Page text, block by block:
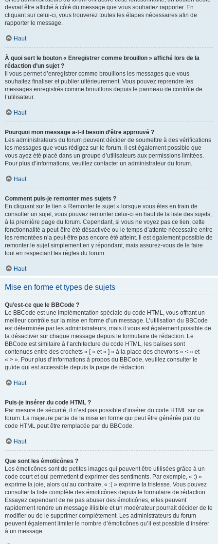
devrait être affiché à côté du message que vous souhaitez rapporter. En
cliquant sur celui-ci, vous trouverez toutes les étapes nécessaires afin de
rapporter le message.
Haut
À quoi sert le bouton « Enregistrer comme brouillon » affiché lors de la
rédaction d’un sujet ?
Il vous permet d’enregistrer comme brouillons les messages que vous
souhaitez finaliser et publier ultérieurement. Vous pouvez reprendre les
messages enregistrés comme brouillons depuis le panneau de contrôle de
l’utilisateur.
Haut
Pourquoi mon message a-t-il besoin d’être approuvé ?
Les administrateurs du forum peuvent décider de soumettre à des vérifications
les messages que vous rédigez sur le forum. Il est également possible que
vous ayez été placé dans un groupe d’utilisateurs aux permissions limitées.
Pour plus d’informations, veuillez contacter un administrateur du forum.
Haut
Comment puis-je remonter mes sujets ?
En cliquant sur le lien « Remonter le sujet » lorsque vous êtes en train de
consulter un sujet, vous pouvez remonter celui-ci en haut de la liste des sujets,
à la première page du forum. Cependant, si vous ne voyez pas ce lien, cette
fonctionnalité a peut-être été désactivée ou le temps d’attente nécessaire entre
les remontées n’a peut-être pas encore été atteint. Il est également possible de
remonter le sujet simplement en y répondant, mais assurez-vous de le faire
tout en respectant les règles du forum.
Haut
Mise en forme et types de sujets
Qu’est-ce que le BBCode ?
Le BBCode est une implémentation spéciale du code HTML, vous offrant un
meilleur contrôle sur la mise en forme d’un message. L’utilisation du BBCode
est déterminée par les administrateurs, mais il vous est également possible de
la désactiver sur chaque message depuis le formulaire de rédaction. Le
BBCode est similaire à l’architecture du code HTML, les balises sont
contenues entre des crochets « [ » et « ] » à la place des chevrons « < » et
« > ». Pour plus d’informations à propos du BBCode, veuillez consulter le
guide qui est accessible depuis la page de rédaction.
Haut
Puis-je insérer du code HTML ?
Par mesure de sécurité, il n’est pas possible d’insérer du code HTML sur ce
forum. La majeure partie de la mise en forme qui peut être générée par du
code HTML peut être remplacée par du BBCode.
Haut
Que sont les émoticônes ?
Les émoticônes sont de petites images qui peuvent être utilisées grâce à un
code court et qui permettent d’exprimer des sentiments. Par exemple, « :) »
exprime la joie, alors qu’au contraire, « :( » exprime la tristesse. Vous pouvez
consulter la liste complète des émoticônes depuis le formulaire de rédaction.
Essayez cependant de ne pas abuser des émoticônes, elles peuvent
rapidement rendre un message illisible et un modérateur pourrait décider de le
modifier ou de le supprimer complètement. Les administrateurs du forum
peuvent également limiter le nombre d’émoticônes qu’il est possible d’insérer
à un message.